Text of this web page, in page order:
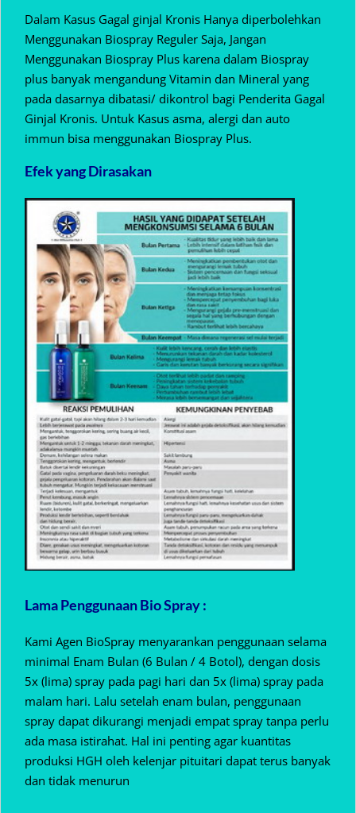
Dalam Kasus Gagal ginjal Kronis Hanya diperbolehkan
Menggunakan Biospray Reguler Saja, Jangan
Menggunakan Biospray Plus karena dalam Biospray
plus banyak mengandung Vitamin dan Mineral yang
pada dasarnya dibatasi/ dikontrol bagi Penderita Gagal
Ginjal Kronis. Untuk Kasus asma, alergi dan auto
immun bisa menggunakan Biospray Plus.
Efek yang Dirasakan
Lama Penggunaan Bio Spray :
Kami Agen BioSpray menyarankan penggunaan selama
minimal Enam Bulan (6 Bulan / 4 Botol), dengan dosis
5x (lima) spray pada pagi hari dan 5x (lima) spray pada
malam hari. Lalu setelah enam bulan, penggunaan
spray dapat dikurangi menjadi empat spray tanpa perlu
ada masa istirahat. Hal ini penting agar kuantitas
produksi HGH oleh kelenjar pituitari dapat terus banyak
dan tidak menurun